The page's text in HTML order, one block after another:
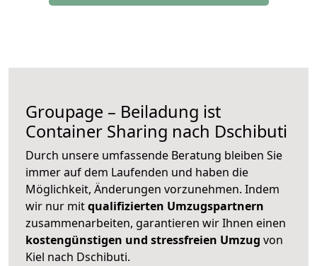
Groupage – Beiladung ist
Container Sharing nach Dschibuti
Durch unsere umfassende Beratung bleiben Sie
immer auf dem Laufenden und haben die
Möglichkeit, Änderungen vorzunehmen. Indem
wir nur mitqualifizierten Umzugspartnern
zusammenarbeiten, garantieren wir Ihnen einen
kostengünstigen und stressfreien Umzug von
Kiel nach Dschibuti.